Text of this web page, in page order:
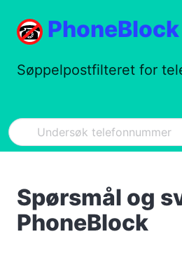
PhoneBlock
Søppelpostfilteret for
Spørsmål og
PhoneBlock